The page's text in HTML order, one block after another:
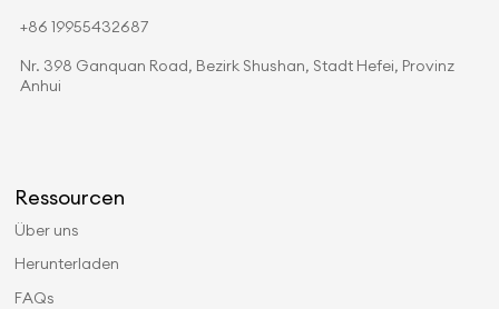
+86 19955432687
Nr. 398 Ganquan Road, Bezirk Shushan, Stadt Hefei, Provinz
Anhui
Ressourcen
Über uns
Herunterladen
FAQs